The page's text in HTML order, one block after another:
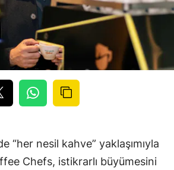
“her nesil kahve” yaklaşımıyla
Chefs, istikrarlı büyümesini